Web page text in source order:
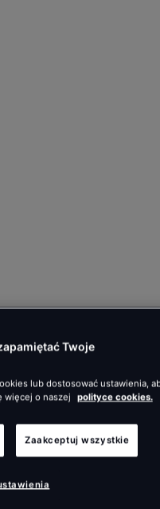
Twoje
lub dostosować ustawienia,
więcej o naszej
polityce cookies.
Zaakceptuj wszystkie